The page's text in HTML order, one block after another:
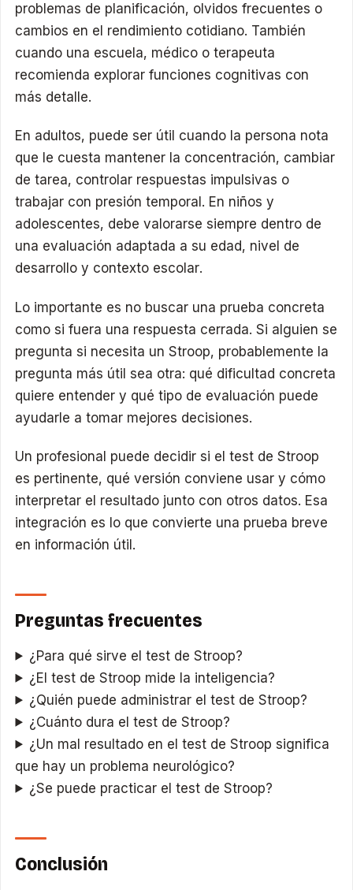
problemas de planificación, olvidos frecuentes o
cambios en el rendimiento cotidiano. También
cuando una escuela, médico o terapeuta
recomienda explorar funciones cognitivas con
más detalle.
En adultos, puede ser útil cuando la persona nota
que le cuesta mantener la concentración, cambiar
de tarea, controlar respuestas impulsivas o
trabajar con presión temporal. En niños y
adolescentes, debe valorarse siempre dentro de
una evaluación adaptada a su edad, nivel de
desarrollo y contexto escolar.
Lo importante es no buscar una prueba concreta
como si fuera una respuesta cerrada. Si alguien se
pregunta si necesita un Stroop, probablemente la
pregunta más útil sea otra: qué dificultad concreta
quiere entender y qué tipo de evaluación puede
ayudarle a tomar mejores decisiones.
Un profesional puede decidir si el test de Stroop
es pertinente, qué versión conviene usar y cómo
interpretar el resultado junto con otros datos. Esa
integración es lo que convierte una prueba breve
en información útil.
Preguntas frecuentes
¿Para qué sirve el test de Stroop?
¿El test de Stroop mide la inteligencia?
¿Quién puede administrar el test de Stroop?
¿Cuánto dura el test de Stroop?
¿Un mal resultado en el test de Stroop significa
que hay un problema neurológico?
¿Se puede practicar el test de Stroop?
Conclusión